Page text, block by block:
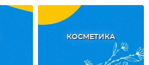
КОСМЕТИКА